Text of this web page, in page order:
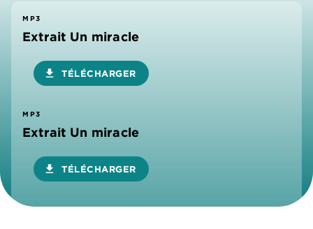
MP3
Extrait Un miracle
download TÉLÉCHARGER
MP3
Extrait Un miracle
download TÉLÉCHARGER